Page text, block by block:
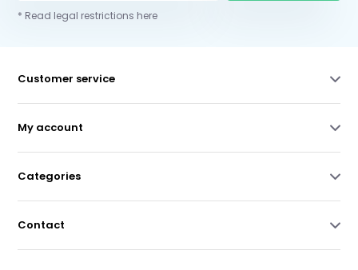
* Read legal restrictions here
Customer service
My account
Categories
Contact